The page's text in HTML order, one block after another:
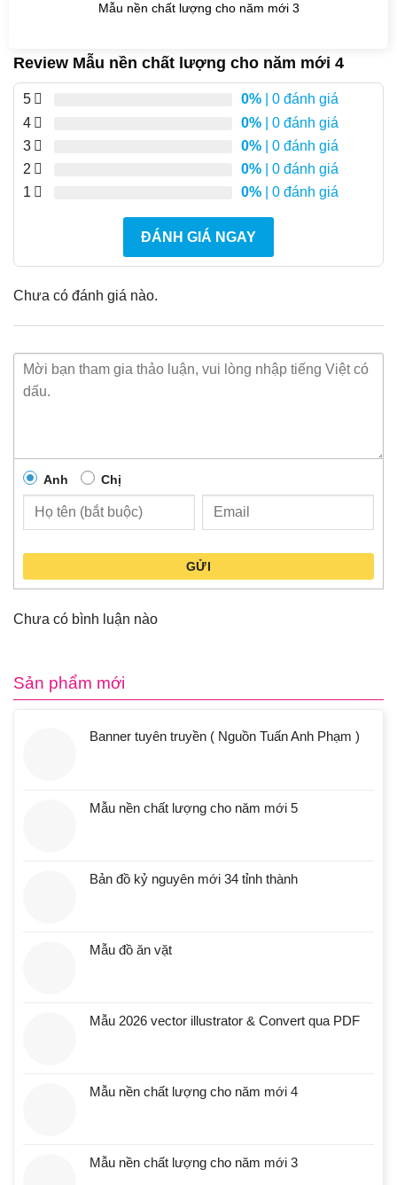
Mẫu nền chất lượng cho năm mới 3
Review Mẫu nền chất lượng cho năm mới 4
5 0% | 0 đánh giá
4
0% | 0 đánh giá
3
0% | 0 đánh giá
2
0% | 0 đánh giá
1
0% | 0 đánh giá
ĐÁNH GIÁ NGAY
Chưa có đánh giá nào.
Anh Chị
GỬI
Chưa có bình luận nào
Sản phẩm mới
Banner tuyên truyền ( Nguồn Tuấn Anh Phạm )
Mẫu nền chất lượng cho năm mới 5
Bản đồ kỷ nguyên mới 34 tỉnh thành
Mẫu đồ ăn vặt
Mẫu 2026 vector illustrator & Convert qua PDF
Mẫu nền chất lượng cho năm mới 4
Mẫu nền chất lượng cho năm mới 3